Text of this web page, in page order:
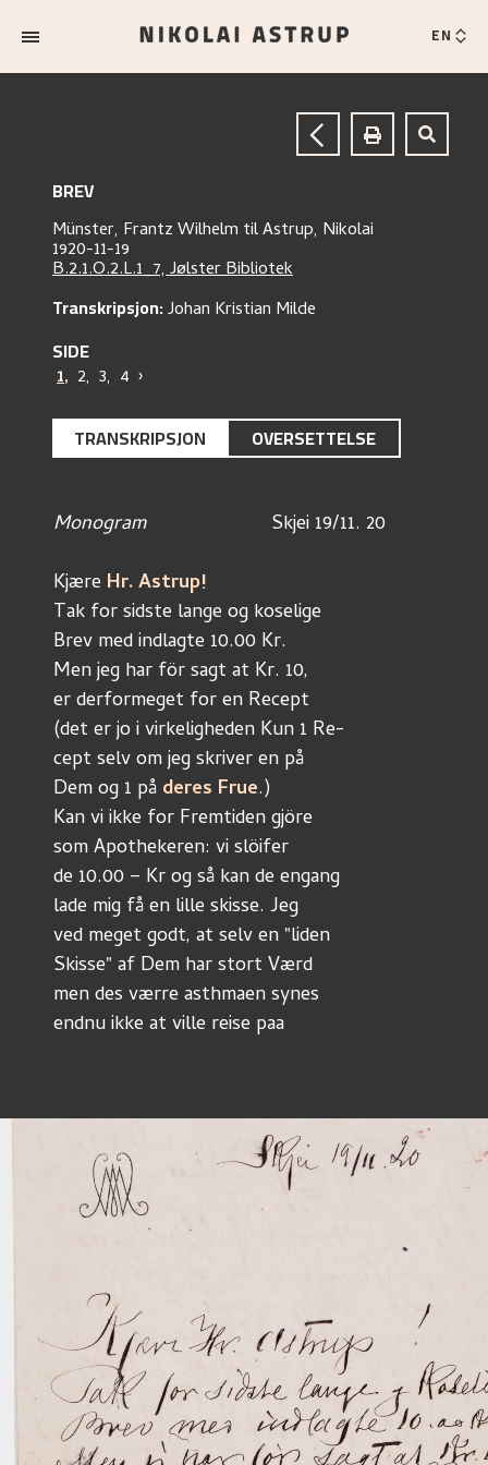
EN
BREV
Münster, Frantz Wilhelm tilAstrup, Nikolai
1920-11-19
B.2.1.O.2.L.1_7, Jølster Bibliotek
Transkripsjon:Johan Kristian Milde
SIDE
1, 2, 3, 4 ›
TRANSKRIPSJON OVERSETTELSE
Monogram
			Skjei 19/11. 20
Kjære Hr. Astrup!
Tak for sidste lange og koselige
Brev med indlagte 10.00 Kr.
Men jeg har för sagt at Kr. 10,
er derformeget for en Recept
(det er jo i virkeligheden Kun 1 Re-
cept selv om jeg skriver en på
Dem og 1 på deres Frue.)
Kan vi ikke for Fremtiden gjöre
som Apothekeren: vi slöifer
de 10.00 – Kr og så kan de engang
lade mig få en lille skisse. Jeg
ved meget godt, at selv en "liden
Skisse" af Dem har stort Værd
men des værre asthmaen synes
endnu ikke at ville reise paa